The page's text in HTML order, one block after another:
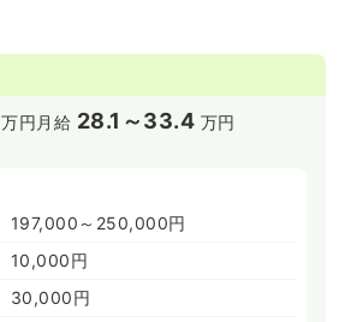
万円 月給 28.1～33.4 万円
197,000～250,000円
10,000円
30,000円